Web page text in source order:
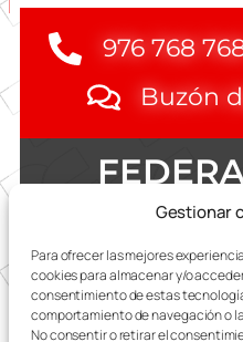
Gestionar
Para ofrecer las mejores
cookies para almacenar y/o
consentimiento de estas
comportamiento de navegación o
No consentir o retirar el
976 768
Buzón
DE
Todas las referencias